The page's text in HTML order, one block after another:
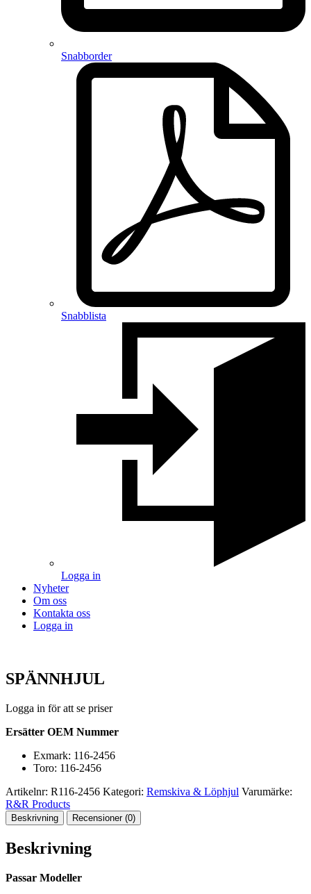
Snabborder
Snabblista
Logga in
Nyheter
Om oss
Kontakta oss
Logga in
SPÄNNHJUL
Logga in för att se priser
Ersätter OEM Nummer
Exmark: 116-2456
Toro: 116-2456
Artikelnr: R116-2456 Kategori: Remskiva & Löphjul Varumärke:
R&R Products
Beskrivning Recensioner (0)
Beskrivning
Passar Modeller